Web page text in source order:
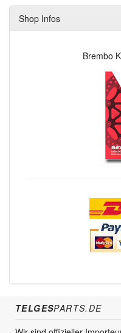
Shop Infos
Brembo
TELGESPARTS.DE